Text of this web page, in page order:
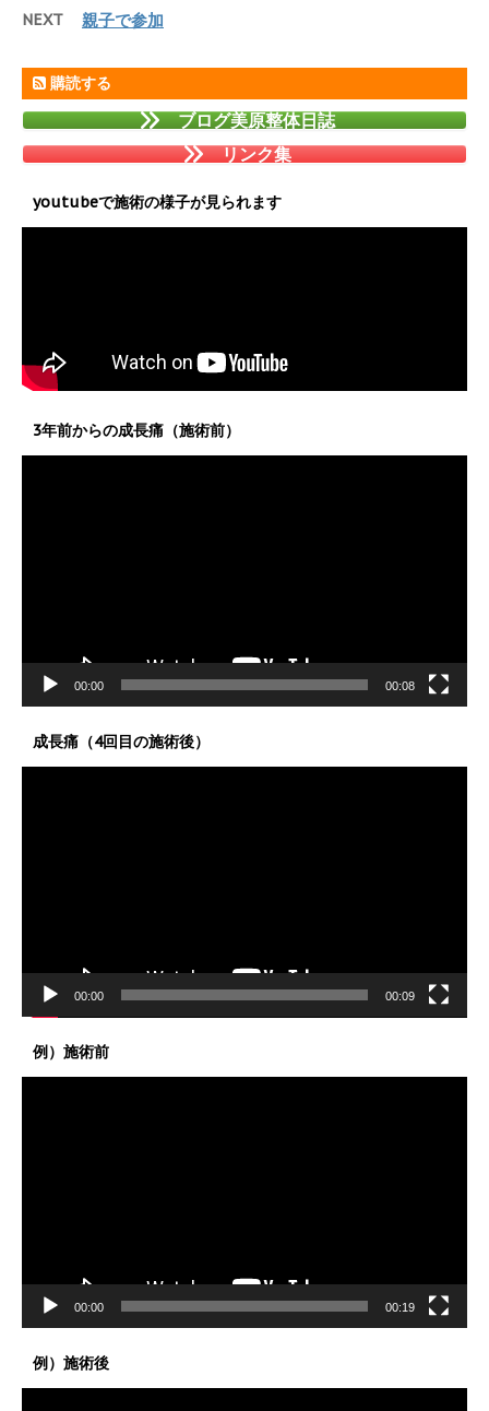
NEXT 親子で参加
購読する
ブログ美原整体日誌
リンク集
youtubeで施術の様子が見られます
3年前からの成長痛（施術前）
00:00 00:08
成長痛（4回目の施術後）
00:00 00:09
例）施術前
00:00 00:19
例）施術後